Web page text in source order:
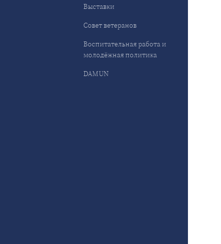
Выставки
Совет ветеранов
Воспитательная работа и
молодёжная политика
DAMUN